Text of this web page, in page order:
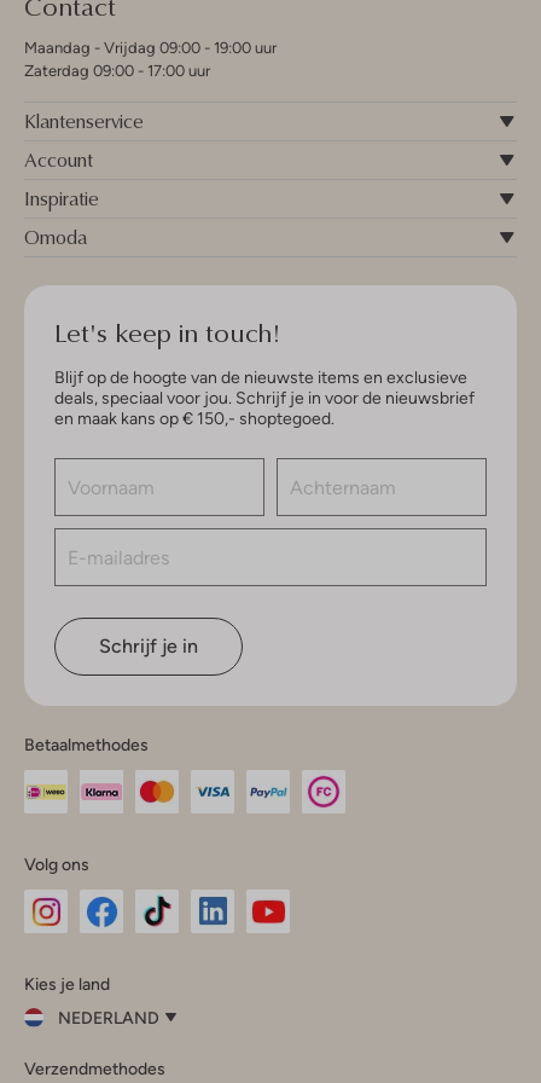
Maandag - Vrijdag 09:00 - 19:00 uur
Zaterdag 09:00 - 17:00 uur
Klantenservice
Account
Inspiratie
Omoda
Let's keep in touch!
Blijf op de hoogte van de nieuwste items en exclusieve
deals, speciaal voor jou. Schrijf je in voor de nieuwsbrief
en maak kans op € 150,- shoptegoed.
Schrijf je in
Betaalmethodes
Volg ons
InstagramFacebook
Kies je land
NEDERLAND
je
Verzendmethodes